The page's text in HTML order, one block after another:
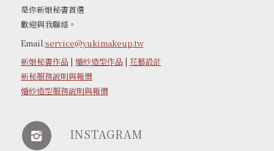
是你新娘秘書首選
歡迎與我聯絡。
Email:service@yukimakeup.tw
新娘秘書作品| 婚紗造型作品| 花藝設計
新秘服務說明與報價
婚紗造型服務說明與報價
INSTAGRAM